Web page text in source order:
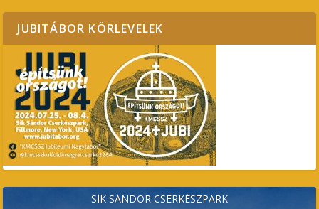
JUBITÁBOR KÖRLEVELEK
SÍK SÁNDOR CSERKÉSZPARK